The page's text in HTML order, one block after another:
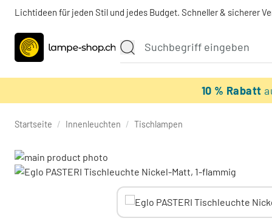
Lichtideen für jeden Stil und jedes Budget. Schneller & sicherer
10 % Rabatt
Startseite / Innenleuchten / Tischlampen